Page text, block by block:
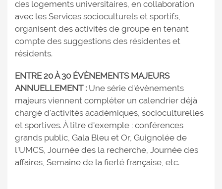
des logements universitaires, en collaboration
avec les Services socioculturels et sportifs,
organisent des activités de groupe en tenant
compte des suggestions des résidentes et
résidents.
ENTRE 20 À 30 ÉVÈNEMENTS MAJEURS
ANNUELLEMENT : Une série d'évènements
majeurs viennent compléter un calendrier déjà
chargé d'activités académiques, socioculturelles
et sportives. À titre d'exemple : conférences
grands public, Gala Bleu et Or, Guignolée de
l'UMCS, Journée des la recherche, Journée des
affaires, Semaine de la fierté française, etc.